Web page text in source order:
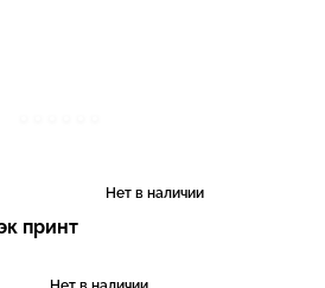
Нет в наличии
принт